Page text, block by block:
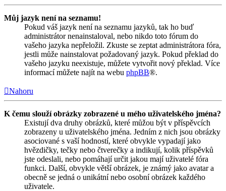
Můj jazyk není na seznamu!
Pokud váš jazyk není na seznamu jazyků, tak ho buď
administrátor nenainstaloval, nebo nikdo toto fórum do
vašeho jazyka nepřeložil. Zkuste se zeptat administrátora fóra,
jestli může nainstalovat požadovaný jazyk. Pokud překlad do
vašeho jazyku neexistuje, můžete vytvořit nový překlad. Více
informací můžete najít na webu phpBB®.
Nahoru
K čemu slouží obrázky zobrazené u mého uživatelského jména?
Existují dva druhy obrázků, které můžou být v příspěvcích
zobrazeny u uživatelského jména. Jedním z nich jsou obrázky
asociované s vaší hodností, které obvykle vypadají jako
hvězdičky, tečky nebo čtverečky a indikují, kolik příspěvků
jste odeslali, nebo pomáhají určit jakou mají uživatelé fóra
funkci. Další, obvykle větší obrázek, je známý jako avatar a
obecně se jedná o unikátní nebo osobní obrázek každého
uživatele.